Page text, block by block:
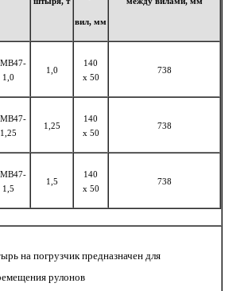
вил, мм
1,0
1,0
140
x 50
738
1,25
1,25
140
x 50
738
1,5
1,5
140
x 50
738
на погрузчик предназначен для
рулонов